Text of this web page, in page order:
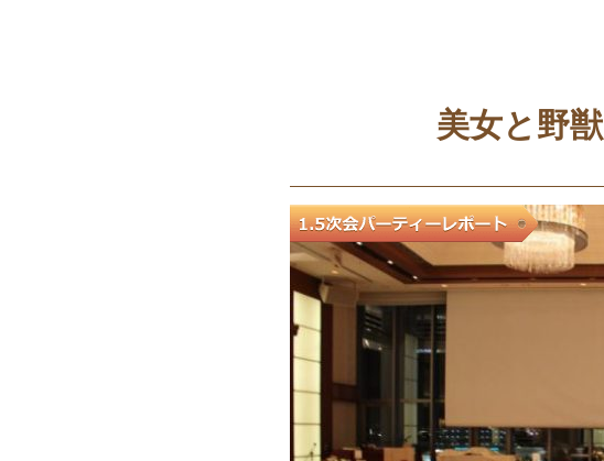
美女と野